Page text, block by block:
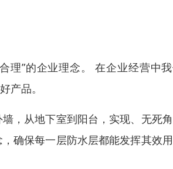
理”的企业理念。 在企业经营中
产品。
，从地下室到阳台，实现、无死
确保每一层防水层都能发挥其效